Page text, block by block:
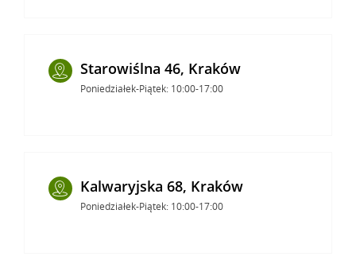
Starowiślna 46, Kraków
Poniedziałek-Piątek: 10:00-17:00
Kalwaryjska 68, Kraków
Poniedziałek-Piątek: 10:00-17:00